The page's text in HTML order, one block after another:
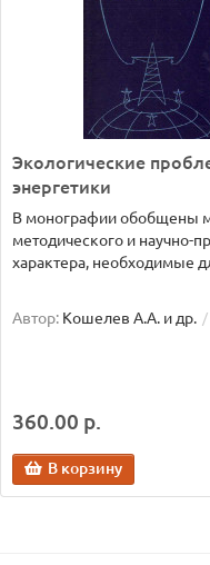
Экологические
энергетики
В монографии обобщены
методического и научно-
характера, необходимые
Автор: Кошелев А.А. и др.
360.00 р.
В корзину